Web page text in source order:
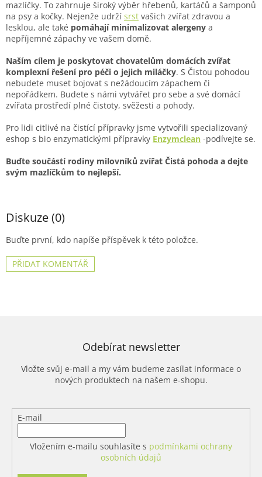
mazlíčky. To zahrnuje široký výběr hřebenů, kartáčů a šamponů
na psy a kočky. Nejenže udrží srst vašich zvířat zdravou a
lesklou, ale také pomáhají minimalizovat alergeny a
nepříjemné zápachy ve vašem domě.
Naším cílem je poskytovat chovatelům domácích zvířat
komplexní řešení pro péči o jejich miláčky. S Čistou pohodou
nebudete muset bojovat s nežádoucím zápachem či
nepořádkem. Budete s námi vytvářet pro sebe a své domácí
zvířata prostředí plné čistoty, svěžesti a pohody.
Pro lidi citlivé na čistící přípravky jsme vytvořili specializovaný
eshop s bio enzymatickými přípravky Enzymclean -podívejte se.
Buďte součástí rodiny milovníků zvířat Čistá pohoda a dejte
svým mazlíčkům to nejlepší.
Diskuze (0)
Buďte první, kdo napíše příspěvek k této položce.
PŘIDAT KOMENTÁŘ
Odebírat newsletter
Vložte svůj e-mail a my vám budeme zasílat informace o
nových produktech na našem e-shopu.
E-mail
Vložením e-mailu souhlasíte s podmínkami ochrany
osobních údajů